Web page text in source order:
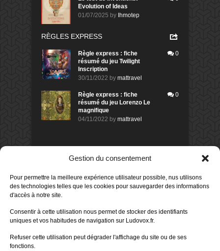
Gestion du consentement
Pour permettre la meilleure expérience utilisateur possible, nus utilisons
des technologies telles que les cookies pour sauvegarder des informations
d'accès à notre site.
Consentir à cette utilisation nous permet de stocker des identifiants
uniques et vos habitudes de navigation sur Ludovox.fr.
Refuser cette utilisation peut dégrader l'affichage du site ou de ses
fonctions.
Evolution of Ideas
01/07/2025 by Ihmotep
RÈGLES EXPRESS
Règle express : fiche
résumé du jeu Twilight
Inscription
30/11/2022 by mattravel
0
Règle express : fiche
résumé du jeu Lorenzo Le
magnifique
04/11/2022 by mattravel
0
Sur le jeu Detective Box - Ciao
Bella
Avis demorlockbob
Sur le jeu Detective Box - Ciao
Publié leil y a 1 jour
80%